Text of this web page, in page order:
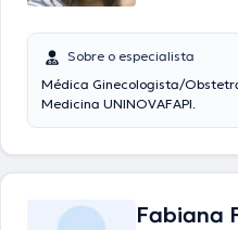
Sobre o especialista
Médica Ginecologista/
Medicina UNINOVAFAPI.
Fabiana